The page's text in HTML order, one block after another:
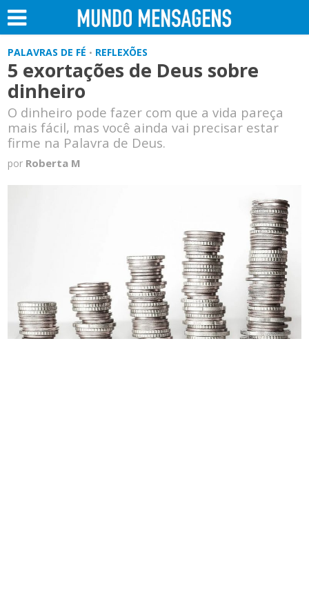
PALAVRAS DE FÉ • REFLEXÕES
5 exortações de Deus sobre
dinheiro
O dinheiro pode fazer com que a vida pareça
mais fácil, mas você ainda vai precisar estar
firme na Palavra de Deus.
por Roberta M